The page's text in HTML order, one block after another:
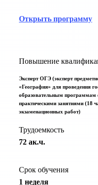
Открыть программу
Повышение
Эксперт ОГЭ (эксперт
«География» для проведения
образовательным программам
практическими занятиями (18
экзаменационных работ)
Трудоемкость
72 ак.ч.
Срок обучения
1 неделя